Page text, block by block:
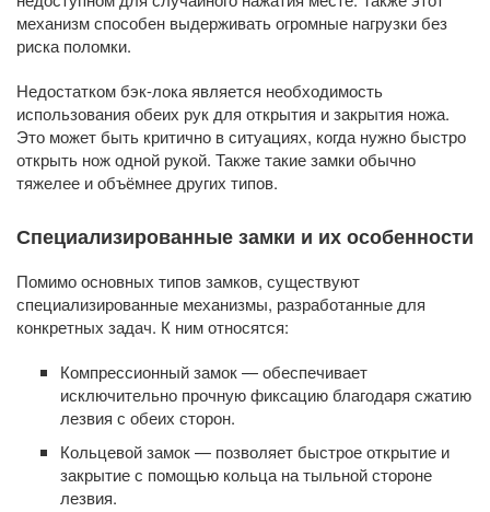
механизм способен выдерживать огромные нагрузки без
риска поломки.
Недостатком бэк-лока является необходимость
использования обеих рук для открытия и закрытия ножа.
Это может быть критично в ситуациях, когда нужно быстро
открыть нож одной рукой. Также такие замки обычно
тяжелее и объёмнее других типов.
Специализированные замки и их особенности
Помимо основных типов замков, существуют
специализированные механизмы, разработанные для
конкретных задач. К ним относятся:
Компрессионный замок — обеспечивает
исключительно прочную фиксацию благодаря сжатию
лезвия с обеих сторон.
Кольцевой замок — позволяет быстрое открытие и
закрытие с помощью кольца на тыльной стороне
лезвия.